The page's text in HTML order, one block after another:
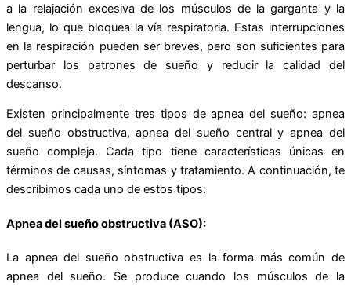
a la relajación excesiva de los músculos de la garganta y la
lengua, lo que bloquea la vía respiratoria. Estas interrupciones
en la respiración pueden ser breves, pero son suficientes para
perturbar los patrones de sueño y reducir la calidad del
descanso.
Existen principalmente tres tipos de apnea del sueño: apnea
del sueño obstructiva, apnea del sueño central y apnea del
sueño compleja. Cada tipo tiene características únicas en
términos de causas, síntomas y tratamiento. A continuación, te
describimos cada uno de estos tipos:
Apnea del sueño obstructiva (ASO):
La apnea del sueño obstructiva es la forma más común de
apnea del sueño. Se produce cuando los músculos de la